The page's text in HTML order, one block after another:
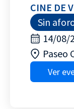
CINE DE
Sin
14/08/
Paseo
Ver